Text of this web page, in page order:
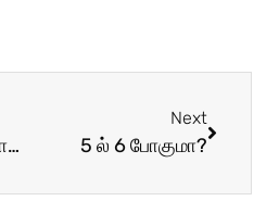
Decoding பாதகாதிபதி!
Next
5 ல் 6 போகுமா?